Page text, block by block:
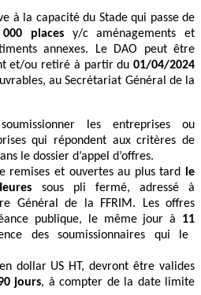
à la capacité du Stade qui passe de
placesy/c aménagements et
annexes. Le DAO peut être
et/ou retiré à partir du 01/04/2024
au Secrétariat Général de la
les entreprises ou
qui répondent aux critères de
le dossier d’appel d’offres.
remises et ouvertes au plus tard le
sous pli fermé, adressé à
Général de la FFRIM. Les offres
publique, le même jour à 11
des soumissionnaires qui le
dollar US HT, devront être valides
jours, à compter de la date limite